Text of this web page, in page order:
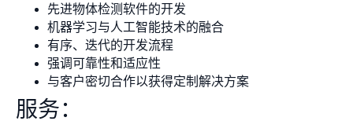
先进物体检测软件的开发
机器学习与人工智能技术的融合
有序、迭代的开发流程
强调可靠性和适应性
与客户密切合作以获得定制解决方案
服务：